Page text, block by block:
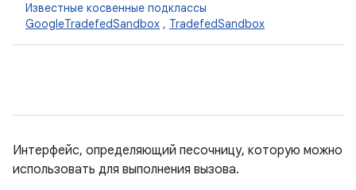
Известные косвенные подклассы
GoogleTradefedSandbox , TradefedSandbox
Интерфейс, определяющий песочницу, которую можно
использовать для выполнения вызова.